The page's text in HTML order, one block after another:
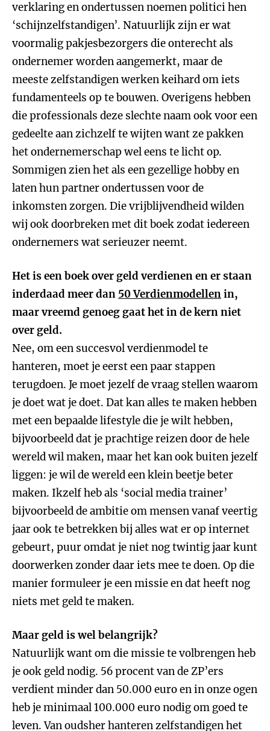
verklaring en ondertussen noemen politici hen
‘schijnzelfstandigen’. Natuurlijk zijn er wat
voormalig pakjesbezorgers die onterecht als
ondernemer worden aangemerkt, maar de
meeste zelfstandigen werken keihard om iets
fundamenteels op te bouwen. Overigens hebben
die professionals deze slechte naam ook voor een
gedeelte aan zichzelf te wijten want ze pakken
het ondernemerschap wel eens te licht op.
Sommigen zien het als een gezellige hobby en
laten hun partner ondertussen voor de
inkomsten zorgen. Die vrijblijvendheid wilden
wij ook doorbreken met dit boek zodat iedereen
ondernemers wat serieuzer neemt.
Het is een boek over geld verdienen en er staan
inderdaad meer dan 50 Verdienmodellenin,
maar vreemd genoeg gaat het in de kern niet
over geld.
Nee, om een succesvol verdienmodel te
hanteren, moet je eerst een paar stappen
terugdoen. Je moet jezelf de vraag stellen waarom
je doet wat je doet. Dat kan alles te maken hebben
met een bepaalde lifestyle die je wilt hebben,
bijvoorbeeld dat je prachtige reizen door de hele
wereld wil maken, maar het kan ook buiten jezelf
liggen: je wil de wereld een klein beetje beter
maken. Ikzelf heb als ‘social media trainer’
bijvoorbeeld de ambitie om mensen vanaf veertig
jaar ook te betrekken bij alles wat er op internet
gebeurt, puur omdat je niet nog twintig jaar kunt
doorwerken zonder daar iets mee te doen. Op die
manier formuleer je een missie en dat heeft nog
niets met geld te maken.
Maar geld is wel belangrijk?
Natuurlijk want om die missie te volbrengen heb
je ook geld nodig. 56 procent van de ZP’ers
verdient minder dan 50.000 euro en in onze ogen
heb je minimaal 100.000 euro nodig om goed te
leven. Van oudsher hanteren zelfstandigen het